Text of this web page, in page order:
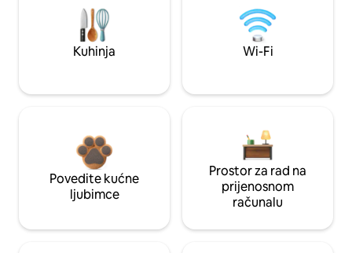
Kuhinja Wi-Fi
Povedite kućne
ljubimce
Prostor za rad na
prijenosnom
računalu